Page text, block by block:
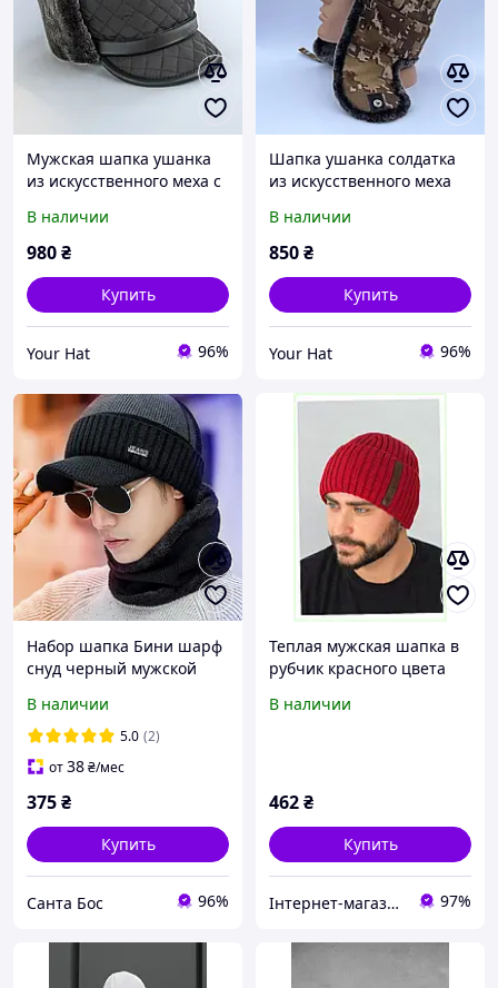
Мужская шапка ушанка
из искусственного меха с
В наличии
980₴
Купить
Your Hat 96%
Шапка ушанка солдатка
из искусственного меха
В наличии
850₴
Купить
Your Hat 96%
Набор шапка Бини шарф
снуд черный мужской
В наличии
5.0 (2)
от38₴/мес
375₴
Купить
Санта Бос 96%
Теплая мужская шапка в
рубчик красного цвета
В наличии
462₴
Купить
Інтернет-магазин enJoy 97%